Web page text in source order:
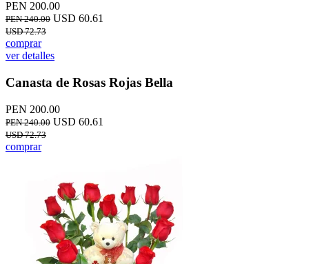
PEN 200.00
PEN 240.00 USD 60.61
USD 72.73
comprar
ver detalles
Canasta de Rosas Rojas Bella
PEN 200.00
PEN 240.00 USD 60.61
USD 72.73
comprar